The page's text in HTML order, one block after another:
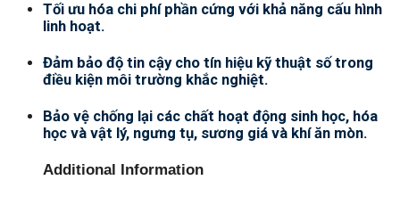
Tối ưu hóa chi phí phần cứng với khả năng cấu hình
linh hoạt.
Đảm bảo độ tin cậy cho tín hiệu kỹ thuật số trong
điều kiện môi trường khắc nghiệt.
Bảo vệ chống lại các chất hoạt động sinh học, hóa
học và vật lý, ngưng tụ, sương giá và khí ăn mòn.
Additional Information